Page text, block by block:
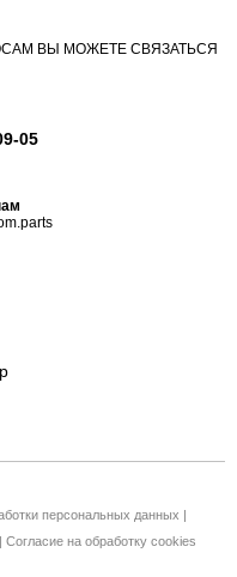
ВЫ МОЖЕТЕ СВЯЗАТЬСЯ
05
персональных данных |
| Согласие на обработку cookies